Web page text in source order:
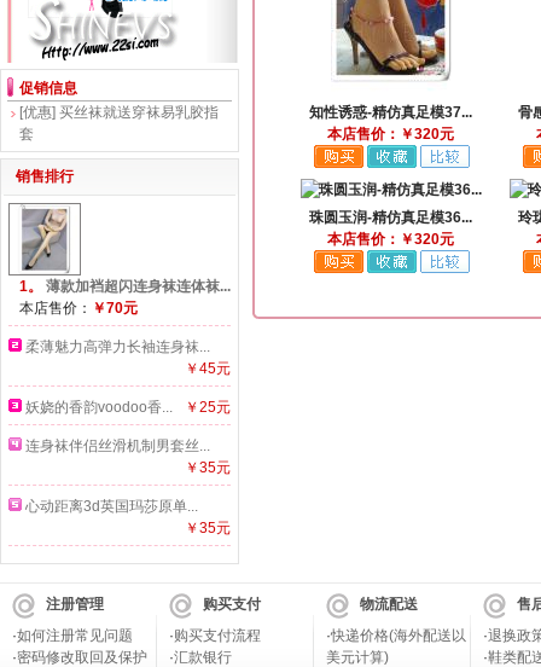
促销信息
[优惠] 买丝袜就送穿袜易乳胶指
套
销售排行
1。
薄款加裆超闪连身袜连体袜...
本店售价： ￥70元
柔薄魅力高弹力长袖连身袜...
￥45元
妖娆的香韵voodoo香... ￥25元
连身袜伴侣丝滑机制男套丝...
￥35元
心动距离3d英国玛莎原单...
￥35元
知性诱惑-精仿真足模37...
本店售价：￥320元
骨
珠圆玉润-精仿真足模36...
本店售价：￥320元
玲
注册管理
·如何注册常见问题
·密码修改取回及保护
购买支付
·购买支付流程
·汇款银行
物流配送
·快递价格(海外配送以
美元计算)
售
·退换政
·鞋类配